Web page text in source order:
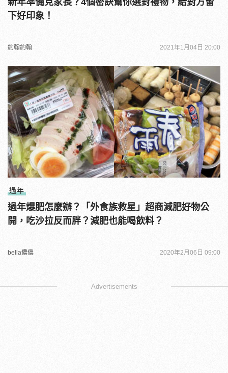
新年準備見家長？4個密訣幫你選對禮物，給對方留
下好印象！
約翰約翰 2021年1月04日 20:00
過年
過年爆肥怎麼辦？「外食族救星」超商減肥好物公
開，吃沙拉反而胖？減肥也能喝飲料？
bella儂儂 2020年2月06日 09:00
Advertisements